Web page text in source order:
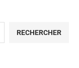
RECHERCHER